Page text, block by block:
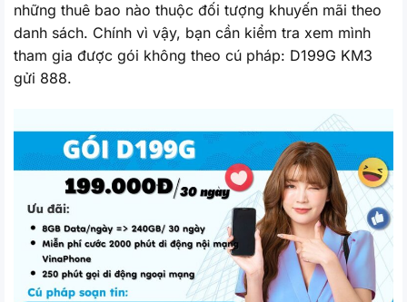
những thuê bao nào thuộc đối tượng khuyến mãi theo
danh sách. Chính vì vậy, bạn cần kiểm tra xem mình
tham gia được gói không theo cú pháp: D199G KM3
gửi 888.